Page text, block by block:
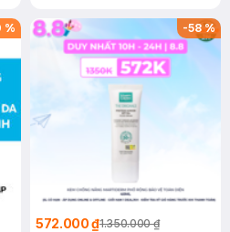
% -58%
572.000 ₫1.350.000 ₫